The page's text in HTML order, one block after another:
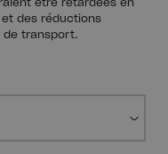
être retardées en
et des réductions
de transport.